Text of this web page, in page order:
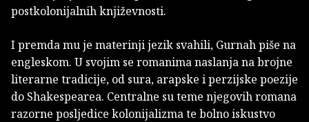
postkolonijalnih književnosti.
I premda mu je materinji jezik svahili, Gurnah piše na
engleskom. U svojim se romanima naslanja na brojne
literarne tradicije, od sura, arapske i perzijske poezije
do Shakespearea. Centralne su teme njegovih romana
razorne posljedice kolonijalizma te bolno iskustvo